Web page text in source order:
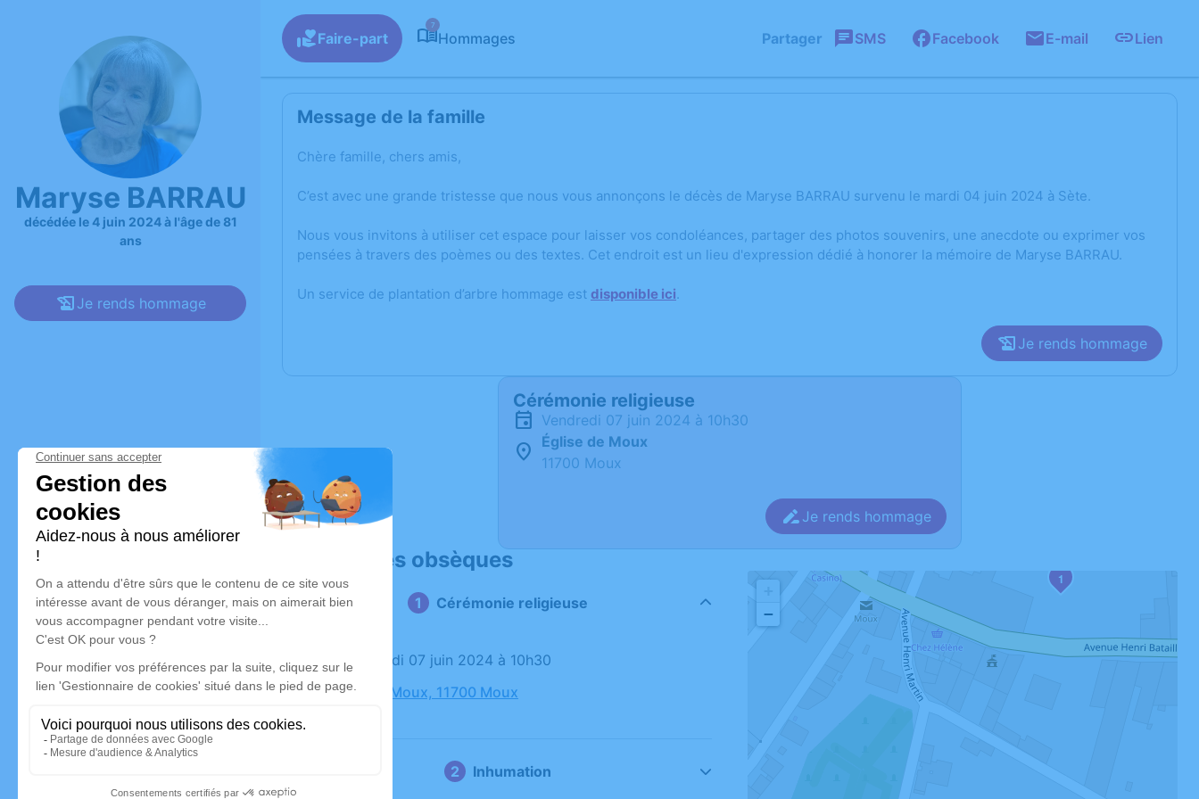
Maryse BARRAU
décédée le 4 juin 2024 à l'âge de 81
ans
Je rends hommage
Faire-part
7
Hommages Partager SMS Facebook E-mail Lien
Message de la famille
Chère famille, chers amis,
C’est avec une grande tristesse que nous vous annonçons le décès de Maryse BARRAU survenu le mardi 04 juin 2024 à Sète.
Nous vous invitons à utiliser cet espace pour laisser vos condoléances, partager des photos souvenirs, une anecdote ou exprimer vos
pensées à travers des poèmes ou des textes. Cet endroit est un lieu d'expression dédié à honorer la mémoire de Maryse BARRAU.
Un service de plantation d’arbre hommage est disponible ici.
Je rends hommage
Cérémonie religieuse
vendredi 07 juin 2024 à 10h30
Église de Moux
11700 Moux
Je rends hommage
Déroulé des obsèques
Cérémonie religieuse
Le vendredi 07 juin 2024 à 10h30
Église de Moux, 11700 Moux
Inhumation
1
−